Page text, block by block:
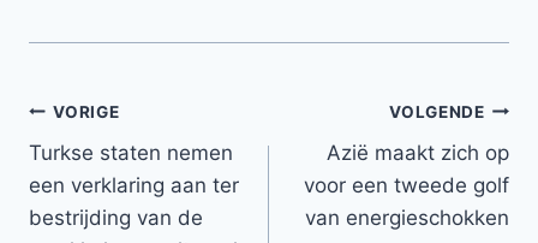
Bericht
navigatie
VORIGE
Turkse staten nemen
een verklaring aan ter
bestrijding van de
VOLGENDE
Azië maakt zich op
voor een tweede golf
van energieschokken